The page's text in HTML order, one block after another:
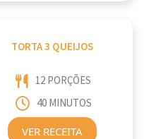
TORTA 3 QUEIJOS
12 PORÇÕES
40 MINUTOS
VER RECEITA